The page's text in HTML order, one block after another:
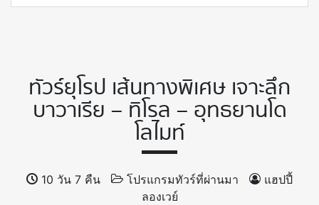
ทัวร์ยุโรป เส้นทางพิเศษ เจาะลึก
บาวาเรีย – ทิโรล – อุทธยานโด
โลไมท์
10 วัน 7 คืน โปรแกรมทัวร์ที่ผ่านมา
แฮปปี้
ลองเวย์